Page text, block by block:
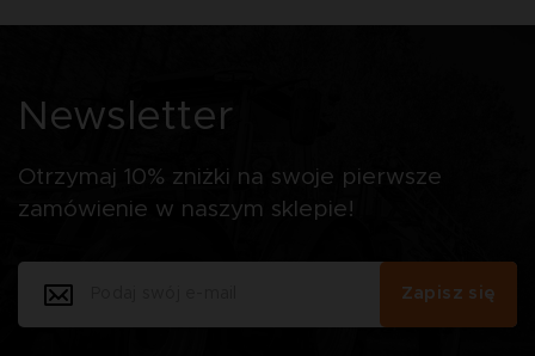
Newsletter
Otrzymaj 10% zniżki na swoje pierwsze
zamówienie w naszym sklepie!
Zapisz się